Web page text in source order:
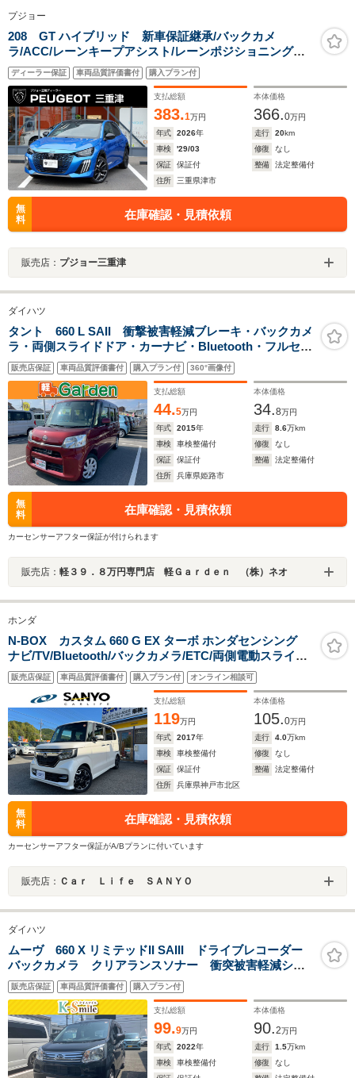
プジョー
208 GT ハイブリッド 新車保証継承/バックカメ
ラ/ACC/レーンキープアシスト/レーンポジショニングア
シスト/ブラインドスポットモニター/LEDヘッドライト/フ
ロント・バックソナー/アップルカープレイ/アンドロイド
オート
ディーラー保証 車両品質評価書付 購入プラン付
支払総額
383.1万円
本体価格
366.0万円
年式
2026年 走行 20km
車検
'29/03 修復
なし
保証
保証付 整備
法定整備付
住所
三重県津市
無
料
在庫確認・見積依頼
販売店： プジョー三重津
ダイハツ
タント 660 L SAII 衝撃被害軽減ブレーキ・バックカメ
ラ・両側スライドドア・カーナビ・Bluetooth・フルセグ
TV・CD/DVD再生・禁煙車・アイドリングストップ・ベ
ンチシート・ルームクリーニング!
販売店保証 車両品質評価書付 購入プラン付 360°画像付
支払総額
44.5万円
本体価格
34.8万円
年式
2015年 走行 8.6万km
車検
車検整備付 修復
なし
保証
保証付 整備
法定整備付
住所
兵庫県姫路市
無
料
在庫確認・見積依頼
カーセンサーアフター保証が付けられます
販売店： 軽３９．８万円専門店 軽Ｇａｒｄｅｎ （株）ネオ
ホンダ
N-BOX カスタム 660 G EX ターボ ホンダセンシング
ナビ/TV/Bluetooth/バックカメラ/ETC/両側電動スライド
ドア/ターボ/ホンダセンシング
販売店保証 車両品質評価書付 購入プラン付 オンライン相談可
支払総額
119万円
本体価格
105.0万円
年式
2017年 走行 4.0万km
車検
車検整備付 修復
なし
保証
保証付 整備
法定整備付
住所
兵庫県神戸市北区
無
料
在庫確認・見積依頼
カーセンサーアフター保証がA/Bプランに付いています
販売店： Ｃａｒ Ｌｉｆｅ ＳＡＮＹＯ
ダイハツ
ムーヴ 660 X リミテッドII SAIII ドライブレコーダー
バックカメラ クリアランスソナー 衝突被害軽減シス
テム オートマチックハイビーム オートライト LED
ヘッドランプ スマートキー アイドリングストップ
電動格納ミラー
販売店保証 車両品質評価書付 購入プラン付
支払総額
99.9万円
本体価格
90.2万円
年式
2022年 走行 1.5万km
車検
車検整備付 修復
なし